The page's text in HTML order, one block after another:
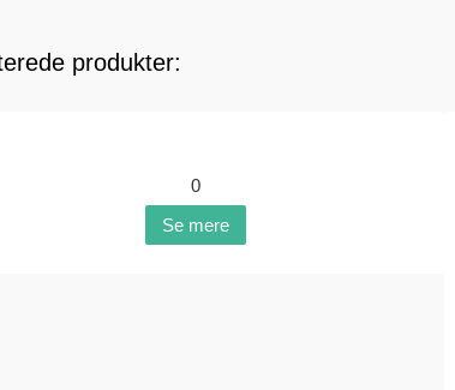
produkter:
0
Se mere